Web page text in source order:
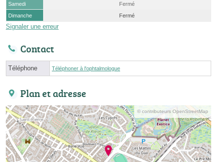
Samedi
Fermé
Dimanche
Fermé
Signaler une erreur
Contact
Téléphone Téléphoner à l'ophtalmologue
Plan et adresse
© contributeurs OpenStreetMap